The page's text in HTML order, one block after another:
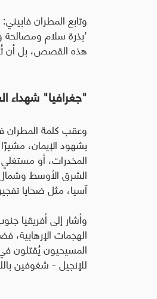
وتابع المطران
’بذرة سلام
هذه القصص، بل أن
"جغرافيا" شهداء
وعقب كلمة المطران
بشهود الإيمان،
المخدرات، أو
الشرق الأوسط وشمال
آسيا، مثل ضحايا
وأشار إلى أفريقيا
الهجمات
المسيحيون يُقتلون
للإنجيل - شغوفين